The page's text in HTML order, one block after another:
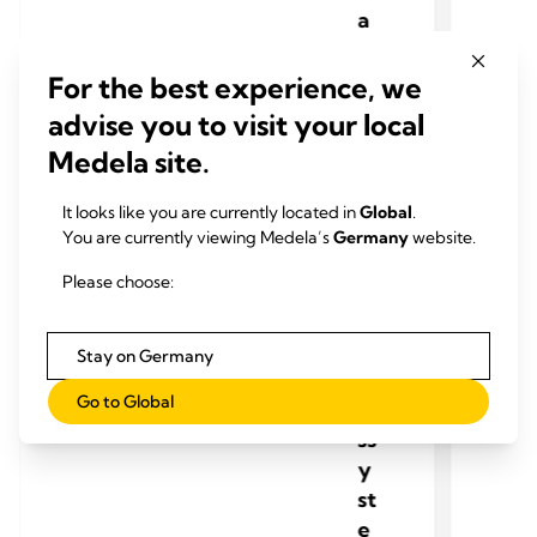
a
u
u
m
n
t
n
ss
y
st
e
For the best experience, we
advise you to visit your local
Medela site.
It looks like you are currently located inGlobal.
You are currently viewing Medela’sGermanywebsite.
Please choose:
Stay on Germany
Go to Global